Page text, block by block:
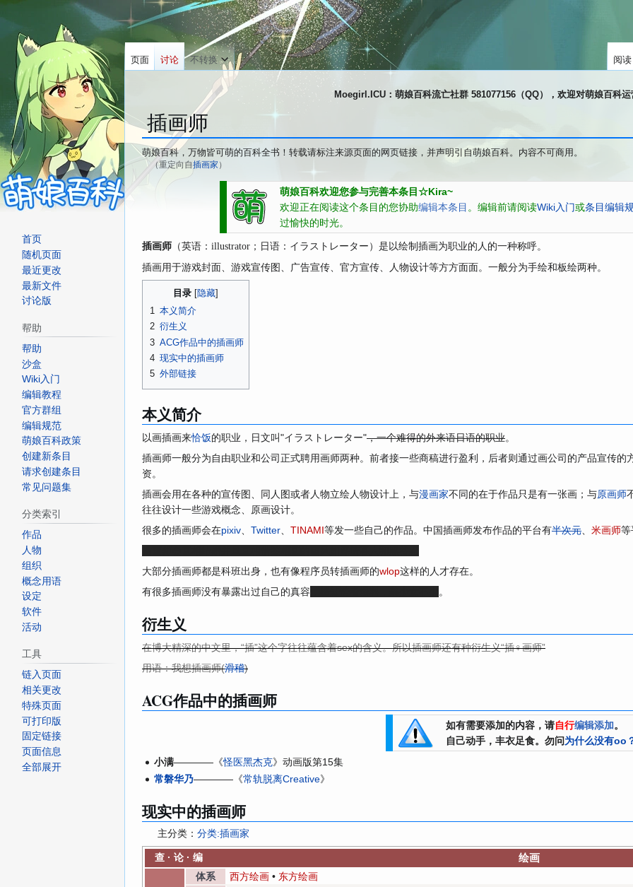
Moegirl.ICU：萌娘百科流亡社群 581077156（QQ），欢迎对萌娘百科
插画师
萌娘百科，万物皆可萌的百科全书！转载请标注来源页面的网页链接，并声明引自萌娘百科。内容不可商用。
（重定向自插画家 ）
航
索
萌娘百科欢迎您参与完善本条目☆Kira~
欢迎正在阅读这个条目的您协助编辑本条目 。编辑前请阅读Wiki入门或条目编辑
过愉快的时光。
插画师 （英语： illustrator ；日语： イラストレーター ）是以绘制插画为职业的人的一种称呼。
插画用于游戏封面、游戏宣传图、广告宣传、官方宣传、人物设计等方方面面。一般分为手绘和板绘两种。
目录
1
本义简介
2 衍生义
3 ACG作品中的插画师
4 现实中的插画师
5 外部链接
本义简介
以画插画来恰饭的职业，日文叫"イラストレーター"，一个难得的外来语日语的职业。
插画师一般分为自由职业和公司正式聘用画师两种。前者接一些商稿进行盈利，后者则通过画公司的产品宣传的
资。
插画会用在各种的宣传图、同人图或者人物立绘人物设计上，与漫画家不同的在于作品只是有一张画；与原画师
往往设计一些游戏概念、原画设计。
很多的插画师会在pixiv Twitter TINAMI等发一些自己的作品。中国插画师发布作品的平台有半次元 米画师等
大部分插画师都是科班出身，也有像程序员转插画师的wlop这样的人才存在。
有很多插画师没有暴露出过自己的真容
。
衍生义
在博大精深的中文里，“插”这个字往往蕴含着sex的含义。所以插画师还有种衍生义“插♀画师”
用语：我想插画师(滑稽)
ACG作品中的插画师
如有需要添加的内容，请自行编辑添加。
自己动手，丰衣足食。勿问为什么没有oo
小满————《怪医黑杰克》动画版第15集
常磐华乃————《常轨脱离Creative》
现实中的插画师
主分类：分类:插画家
查 · 论 · 编 绘画
体系 西方绘画• 东方绘画
页面 讨论 不转换 阅读
首页
随机页面
最近更改
最新文件
讨论版
帮助
帮助
沙盒
Wiki入门
编辑教程
官方群组
编辑规范
萌娘百科政策
创建新条目
请求创建条目
常见问题集
分类索引
作品
人物
组织
概念用语
设定
软件
活动
工具
链入页面
相关更改
特殊页面
可打印版
固定链接
页面信息
全部展开